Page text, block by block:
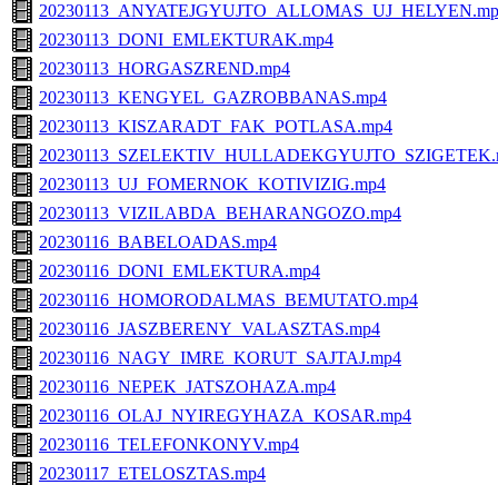
20230113_DONI_EMLEKTURAK.mp4
20230113_HORGASZREND.mp4
20230113_KENGYEL_GAZROBBANAS.mp4
20230113_KISZARADT_FAK_POTLASA.mp4
20230113_UJ_FOMERNOK_KOTIVIZIG.mp4
20230113_VIZILABDA_BEHARANGOZO.mp4
20230116_BABELOADAS.mp4
20230116_DONI_EMLEKTURA.mp4
20230116_HOMORODALMAS_BEMUTATO.mp4
20230116_JASZBERENY_VALASZTAS.mp4
20230116_NAGY_IMRE_KORUT_SAJTAJ.mp4
20230116_NEPEK_JATSZOHAZA.mp4
20230116_OLAJ_NYIREGYHAZA_KOSAR.mp4
20230116_TELEFONKONYV.mp4
20230117_ETELOSZTAS.mp4